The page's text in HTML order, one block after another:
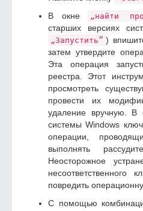
В окне „найти
старших версиях
„Запустить” )
затем утвердите
Эта операция
реестра. Этот
просмотреть
провести их
удаление вручную. В
системы Windows
операции,
выполнять
Неосторожное
несоответственного
повредить
С помощью